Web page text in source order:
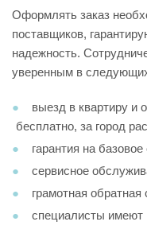
Оформлять заказ
поставщиков,
надежность.
уверенным в
выезд в квартиру и
бесплатно, за город
гарантия на
сервисное
грамотная обратная
специалисты имеют